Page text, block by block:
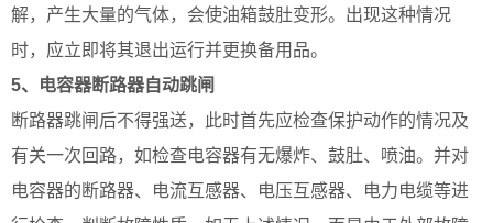
解，产生大量的气体，会使油箱鼓肚变形。出现这种情况
时，应立即将其退出运行并更换备用品。
5、电容器断路器自动跳闸
断路器跳闸后不得强送，此时首先应检查保护动作的情况及
有关一次回路，如检查电容器有无爆炸、鼓肚、喷油。并对
电容器的断路器、电流互感器、电压互感器、电力电缆等进